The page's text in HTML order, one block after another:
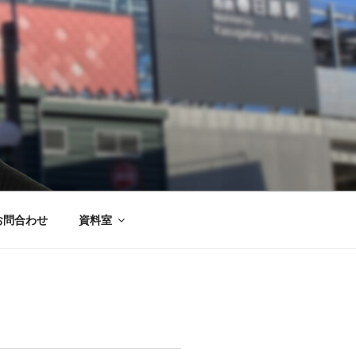
問合わせ 資料室